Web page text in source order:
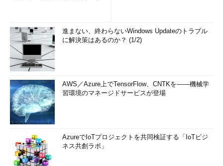
進まない、終わらないWindows Updateのトラブル
に解決策はあるのか？ (1/2)
AWS／Azure上でTensorFlow、CNTKを――機械学
習環境のマネージドサービスが登場
AzureでIoTプロジェクトを共同検証する「IoTビジ
ネス共創ラボ」